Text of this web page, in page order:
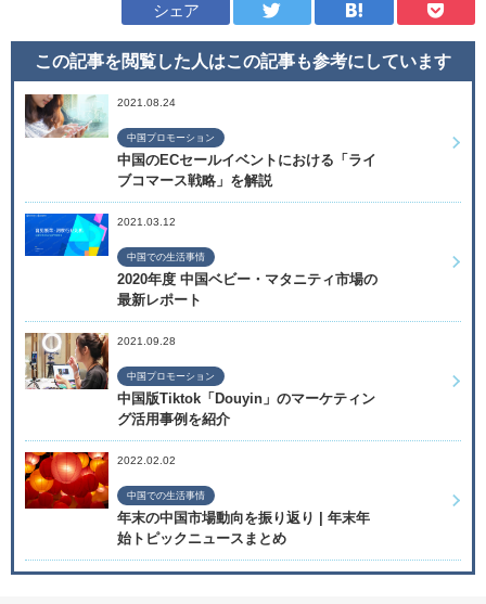
シェア
この記事を閲覧した人はこの記事も参考にしています
2021.08.24
中国プロモーション
中国のECセールイベントにおける「ライ
ブコマース戦略」を解説
2021.03.12
中国での生活事情
2020年度 中国ベビー・マタニティ市場の
最新レポート
2021.09.28
中国プロモーション
中国版Tiktok「Douyin」のマーケティン
グ活用事例を紹介
2022.02.02
中国での生活事情
年末の中国市場動向を振り返り | 年末年
始トピックニュースまとめ